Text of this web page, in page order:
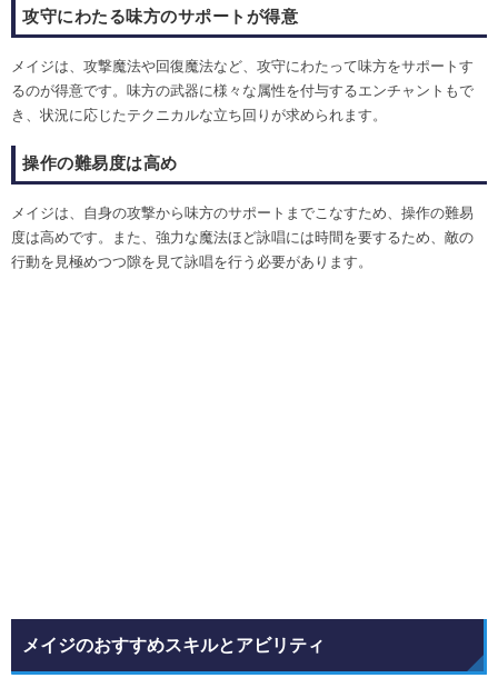
攻守にわたる味方のサポートが得意
メイジは、攻撃魔法や回復魔法など、攻守にわたって味方をサポートす
るのが得意です。味方の武器に様々な属性を付与するエンチャントもで
き、状況に応じたテクニカルな立ち回りが求められます。
操作の難易度は高め
メイジは、自身の攻撃から味方のサポートまでこなすため、操作の難易
度は高めです。また、強力な魔法ほど詠唱には時間を要するため、敵の
行動を見極めつつ隙を見て詠唱を行う必要があります。
メイジのおすすめスキルとアビリティ